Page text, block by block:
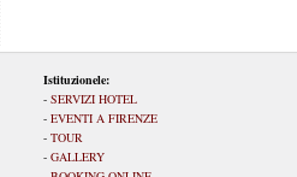
Istituzionele:
- SERVIZI HOTEL
- EVENTI A FIRENZE
- TOUR
- GALLERY